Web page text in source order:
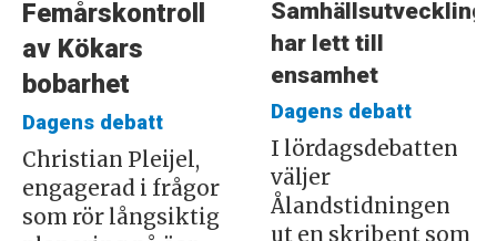
Femårskontroll
av Kökars
bobarhet
Dagens debatt
Christian Pleijel,
engagerad i frågor
som rör långsiktig
Samhällsutveckling
har lett till
ensamhet
Dagens debatt
I lördagsdebatten
väljer
Ålandstidningen
ut en skribent som